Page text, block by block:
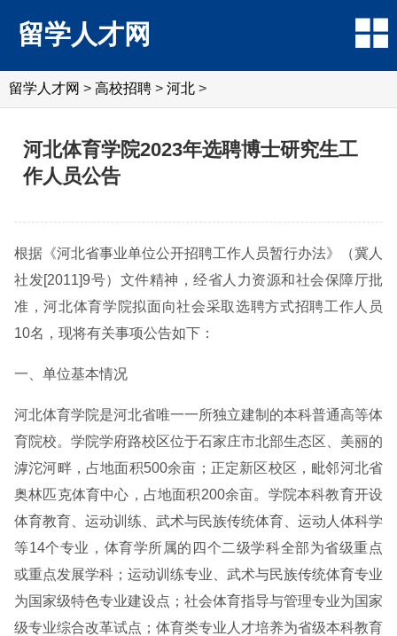
留学人才网
留学人才网 > 高校招聘 > 河北 >
河北体育学院2023年选聘博士研究生工
作人员公告
根据《河北省事业单位公开招聘工作人员暂行办法》（冀人
社发[2011]9号）文件精神，经省人力资源和社会保障厅批
准，河北体育学院拟面向社会采取选聘方式招聘工作人员
10名，现将有关事项公告如下：
一、单位基本情况
河北体育学院是河北省唯一一所独立建制的本科普通高等体
育院校。学院学府路校区位于石家庄市北部生态区、美丽的
滹沱河畔，占地面积500余亩；正定新区校区，毗邻河北省
奥林匹克体育中心，占地面积200余亩。学院本科教育开设
体育教育、运动训练、武术与民族传统体育、运动人体科学
等14个专业，体育学所属的四个二级学科全部为省级重点
或重点发展学科；运动训练专业、武术与民族传统体育专业
为国家级特色专业建设点；社会体育指导与管理专业为国家
级专业综合改革试点；体育类专业人才培养为省级本科教育